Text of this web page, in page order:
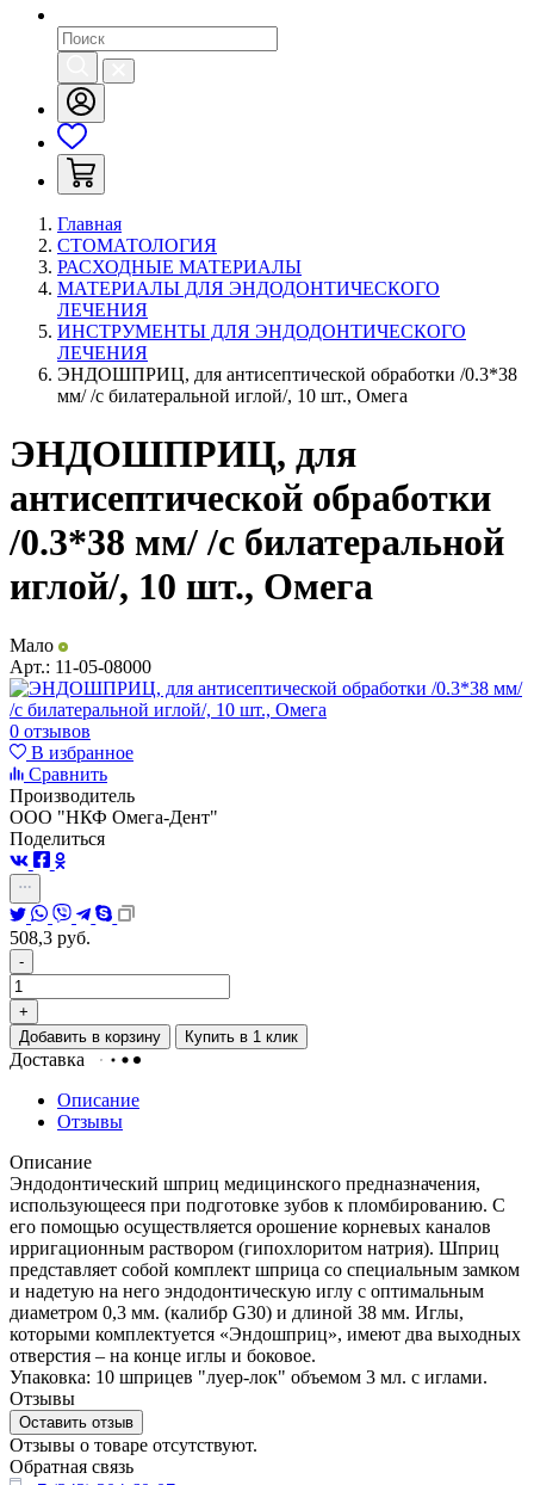
Главная
СТОМАТОЛОГИЯ
РАСХОДНЫЕ МАТЕРИАЛЫ
МАТЕРИАЛЫ ДЛЯ ЭНДОДОНТИЧЕСКОГО
ЛЕЧЕНИЯ
ИНСТРУМЕНТЫ ДЛЯ ЭНДОДОНТИЧЕСКОГО
ЛЕЧЕНИЯ
ЭНДОШПРИЦ, для антисептической обработки /0.3*38
мм/ /с билатеральной иглой/, 10 шт., Омега
ЭНДОШПРИЦ, для
антисептической обработки
/0.3*38 мм/ /с билатеральной
иглой/, 10 шт., Омега
Мало
Арт.: 11-05-08000
0 отзывов
В избранное
Сравнить
Производитель
ООО "НКФ Омега-Дент"
Поделиться
508,3 руб.
-
+
Добавить в корзину
Купить в 1 клик
Доставка
Описание
Отзывы
Описание
Эндодонтический шприц медицинского предназначения,
использующееся при подготовке зубов к пломбированию. С
его помощью осуществляется орошение корневых каналов
ирригационным раствором (гипохлоритом натрия). Шприц
представляет собой комплект шприца со специальным замком
и надетую на него эндодонтическую иглу с оптимальным
диаметром 0,3 мм. (калибр G30) и длиной 38 мм. Иглы,
которыми комплектуется «Эндошприц», имеют два выходных
отверстия – на конце иглы и боковое.
Упаковка: 10 шприцев "луер-лок" объемом 3 мл. с иглами.
Отзывы
Оставить отзыв
Отзывы о товаре отсутствуют.
Обратная связь